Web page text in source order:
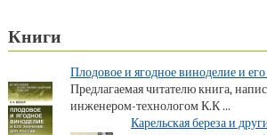
Книги
Плодовое и ягодное виноделие и
Предлагаемая читателю книга,
инженером-технологом К.К ...
Карельская береза и